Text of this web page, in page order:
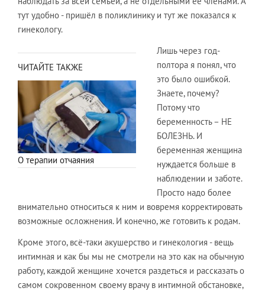
тут удобно - пришёл в поликлинику и тут же показался к
гинекологу.
ЧИТАЙТЕ ТАКЖЕ
О терапии отчаяния
Лишь через год-
полтора я понял, что
это было ошибкой.
Знаете, почему?
Потому что
беременность – НЕ
БОЛЕЗНЬ. И
беременная женщина
нуждается больше в
наблюдении и заботе.
Просто надо более
внимательно относиться к ним и вовремя корректировать
возможные осложнения. И конечно, же готовить к родам.
Кроме этого, всё-таки акушерство и гинекология - вещь
интимная и как бы мы не смотрели на это как на обычную
работу, каждой женщине хочется раздеться и рассказать о
самом сокровенном своему врачу в интимной обстановке,